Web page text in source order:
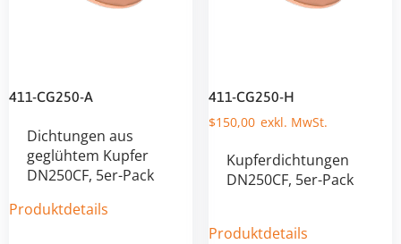
411-CG250-A
Dichtungen aus
geglühtem Kupfer
DN250CF, 5er-Pack
Produktdetails
411-CG250-H
$150,00
Kupferdichtungen
DN250CF, 5er-Pack
Produktdetails